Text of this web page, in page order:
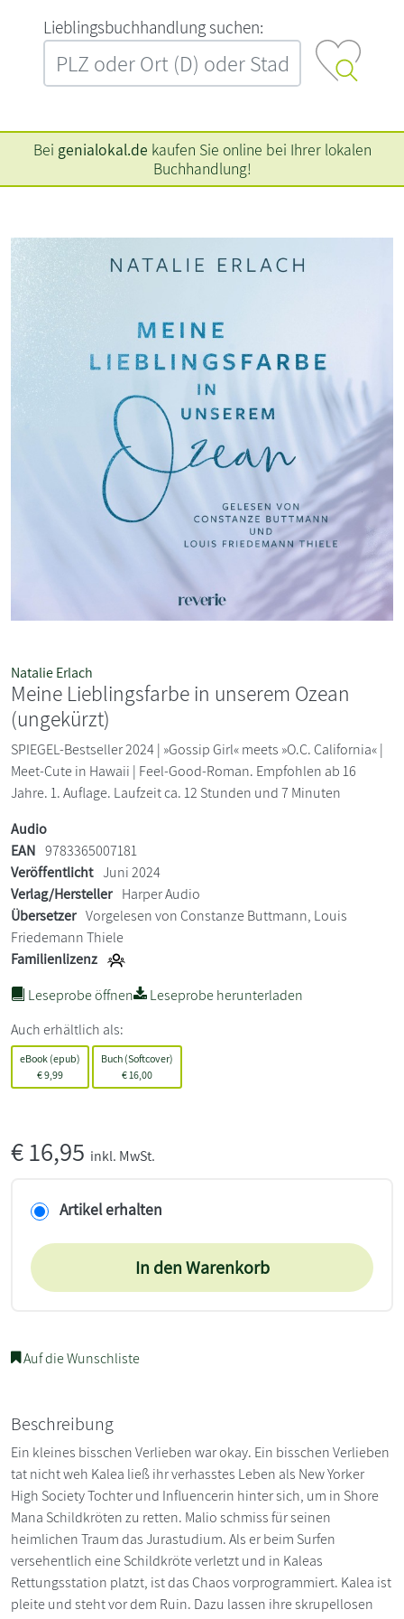
L‍i‍e‍b‍l‍i‍n‍g‍s‍b‍u‍c‍h‍h‍a‍n‍d‍l‍u‍n‍g‍ ‍s‍u‍c‍h‍e‍n‍:‍
Bei genialokal.de kaufen Sie online bei Ihrer lokalen
Buchhandlung!
Natalie Erlach
Meine Lieblingsfarbe in unserem Ozean
(ungekürzt)
SPIEGEL-Bestseller 2024 | »Gossip Girl« meets »O.C. California« |
Meet-Cute in Hawaii | Feel-Good-Roman. Empfohlen ab 16
Jahre. 1. Auflage. Laufzeit ca. 12 Stunden und 7 Minuten
Audio
EAN 9783365007181
Veröffentlicht Juni 2024
Verlag/Hersteller Harper Audio
Übersetzer Vorgelesen von Constanze Buttmann, Louis
Friedemann Thiele
Familienlizenz
Leseprobe öffnen
Leseprobe herunterladen
Auch erhältlich als:
eBook (epub)
€9,99
Buch (Softcover)
€ 16,00
€16,95 inkl. MwSt.
Artikel erhalten
In den Warenkorb
Auf die Wunschliste
Beschreibung
Ein kleines bisschen Verlieben war okay. Ein bisschen Verlieben
tat nicht weh Kalea ließ ihr verhasstes Leben als New Yorker
High Society Tochter und Influencerin hinter sich, um in Shore
Mana Schildkröten zu retten. Malio schmiss für seinen
heimlichen Traum das Jurastudium. Als er beim Surfen
versehentlich eine Schildkröte verletzt und in Kaleas
Rettungsstation platzt, ist das Chaos vorprogrammiert. Kalea ist
pleite und steht vor dem Ruin. Dazu lassen ihre skrupellosen